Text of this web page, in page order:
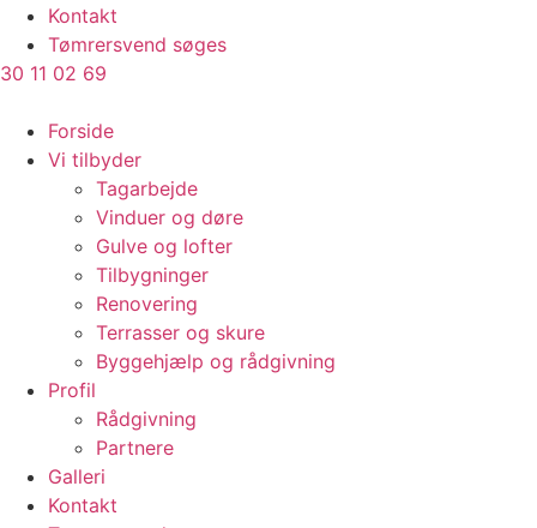
Kontakt
Tømrersvend søges
30 11 02 69
Forside
Vi tilbyder
Tagarbejde
Vinduer og døre
Gulve og lofter
Tilbygninger
Renovering
Terrasser og skure
Byggehjælp og rådgivning
Profil
Rådgivning
Partnere
Galleri
Kontakt